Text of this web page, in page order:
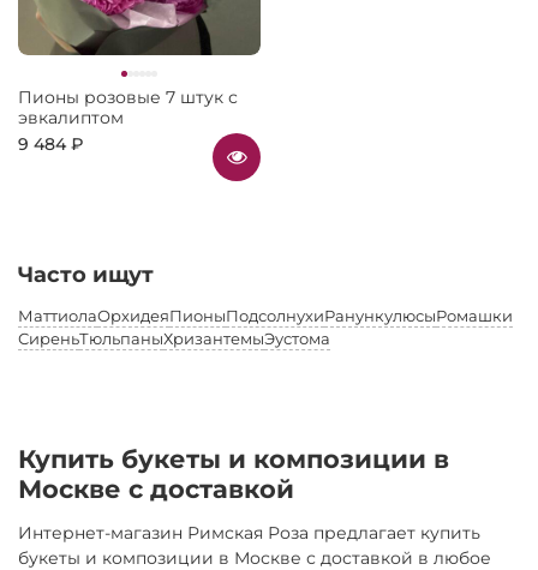
Пионы розовые 7 штук с
эвкалиптом
9 484 ₽
Часто ищут
МаттиолаОрхидеяПионыПодсолнухиРанункулюсыРомашки
СиреньТюльпаныХризантемыЭустома
Купить букеты и композиции в
Москве с доставкой
Интернет-магазин Римская Роза предлагает купить
букеты и композиции в Москве с доставкой в любое